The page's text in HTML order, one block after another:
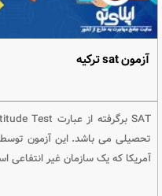
آزمون sat ترکیه
تحصیلی می باشد. این آزمون
آمریکا که یک سازمان غیر انتفاعی